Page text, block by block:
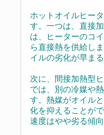
ホットオイルヒー
す。一つは、直接
は、ヒーターのコ
ら直接熱を供給し
イルの劣化が早ま
次に、間接加熱型
では、別の冷媒や
す。熱媒がオイル
化を抑えることが
速度はやや劣る傾向